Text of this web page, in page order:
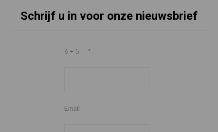
Schrijf u in voor onze nieuwsbrief
6 + 5 = *
Email